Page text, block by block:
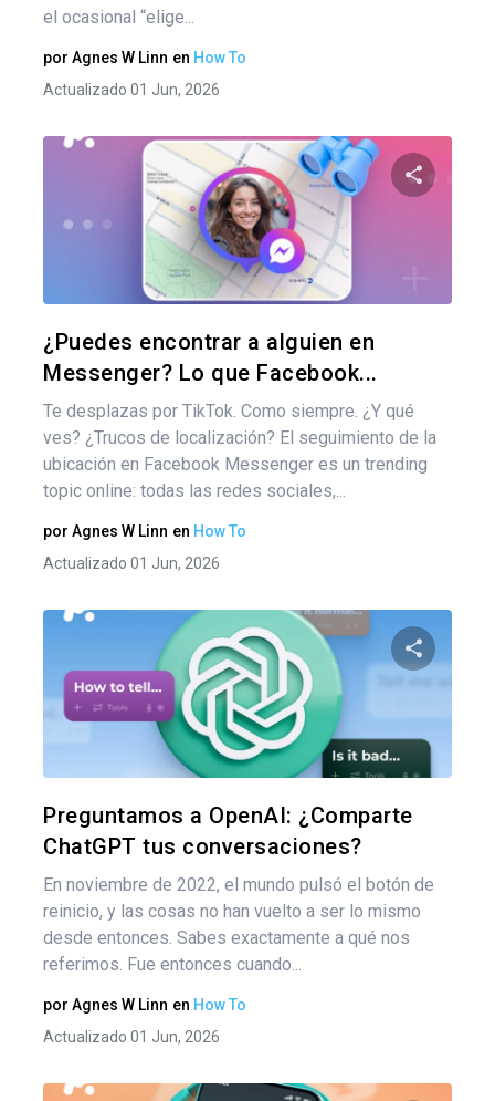
el ocasional “elige...
por Agnes W Linn en How To
Actualizado 01 Jun, 2026
¿Puedes encontrar a alguien en
Messenger? Lo que Facebook...
Te desplazas por TikTok. Como siempre. ¿Y qué
ves? ¿Trucos de localización? El seguimiento de la
ubicación en Facebook Messenger es un trending
topic online: todas las redes sociales,...
por Agnes W Linn en How To
Actualizado 01 Jun, 2026
Preguntamos a OpenAI: ¿Comparte
ChatGPT tus conversaciones?
En noviembre de 2022, el mundo pulsó el botón de
reinicio, y las cosas no han vuelto a ser lo mismo
desde entonces. Sabes exactamente a qué nos
referimos. Fue entonces cuando...
por Agnes W Linn en How To
Actualizado 01 Jun, 2026